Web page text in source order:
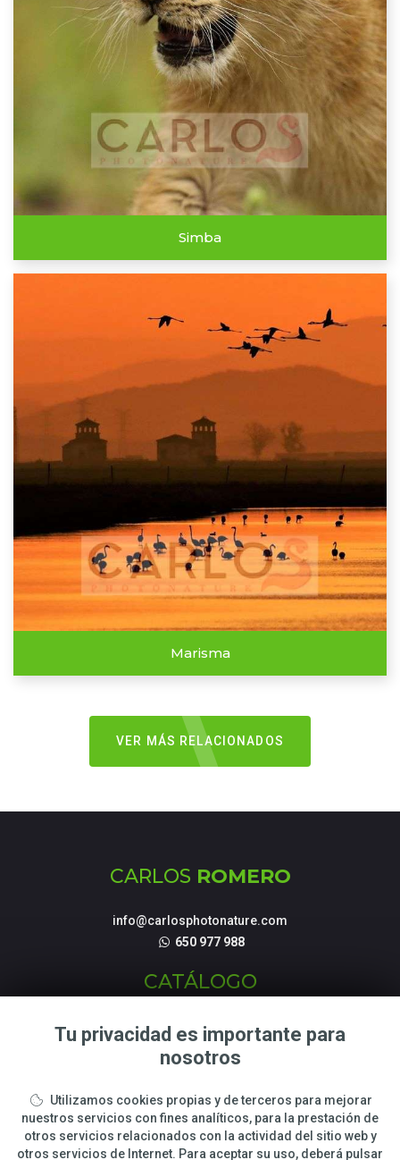
Simba
Marisma
VER MÁS RELACIONADOS
CARLOS ROMERO
info@carlosphotonature.com
650 977 988
CATÁLOGO
Fotografías de Naturaleza
Tienda Online
Talleres y cursos Fotográficos
LEGAL
Sobre Carlos Romero
Tu privacidad es importante para
nosotros
Utilizamos cookies propias y de terceros para mejorar
nuestros servicios con fines analíticos, para la prestación de
otros servicios relacionados con la actividad del sitio web y
otros servicios de Internet. Para aceptar su uso, deberá pulsar